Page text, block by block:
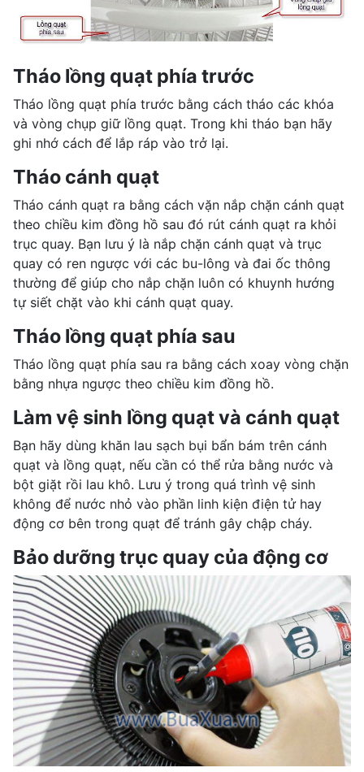
Tháo lồng quạt phía trước
Tháo lồng quạt phía trước bằng cách tháo các khóa
và vòng chụp giữ lồng quạt. Trong khi tháo bạn hãy
ghi nhớ cách để lắp ráp vào trở lại.
Tháo cánh quạt
Tháo cánh quạt ra bằng cách vặn nắp chặn cánh quạt
theo chiều kim đồng hồ sau đó rút cánh quạt ra khỏi
trục quay. Bạn lưu ý là nắp chặn cánh quạt và trục
quay có ren ngược với các bu-lông và đai ốc thông
thường để giúp cho nắp chặn luôn có khuynh hướng
tự siết chặt vào khi cánh quạt quay.
Tháo lồng quạt phía sau
Tháo lồng quạt phía sau ra bằng cách xoay vòng chặn
bằng nhựa ngược theo chiều kim đồng hồ.
Làm vệ sinh lồng quạt và cánh quạt
Bạn hãy dùng khăn lau sạch bụi bẩn bám trên cánh
quạt và lồng quạt, nếu cần có thể rửa bằng nước và
bột giặt rồi lau khô. Lưu ý trong quá trình vệ sinh
không để nước nhỏ vào phần linh kiện điện tử hay
động cơ bên trong quạt để tránh gây chập cháy.
Bảo dưỡng trục quay của động cơ